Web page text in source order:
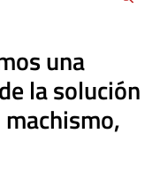
una
la solución